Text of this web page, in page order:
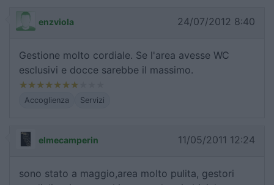
enzviola 24/07/2012 8:40
Gestione molto cordiale. Se l'area avesse WC
esclusivi e docce sarebbe il massimo.
Accoglienza Servizi
elmecamperin 11/05/2011 12:24
sono stato a maggio,area molto pulita, gestori